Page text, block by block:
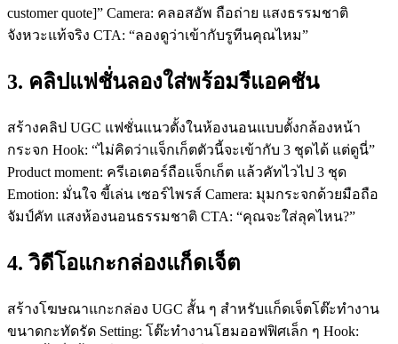
customer quote]” Camera: คลอสอัพ ถือถ่าย แสงธรรมชาติ
จังหวะแท้จริง CTA: “ลองดูว่าเข้ากับรูทีนคุณไหม”
3. คลิปแฟชั่นลองใส่พร้อมรีแอคชัน
สร้างคลิป UGC แฟชั่นแนวตั้งในห้องนอนแบบตั้งกล้องหน้า
กระจก Hook: “ไม่คิดว่าแจ็กเก็ตตัวนี้จะเข้ากับ 3 ชุดได้ แต่ดูนี่”
Product moment: ครีเอเตอร์ถือแจ็กเก็ต แล้วคัทไวไป 3 ชุด
Emotion: มั่นใจ ขี้เล่น เซอร์ไพรส์ Camera: มุมกระจกด้วยมือถือ
จัมป์คัท แสงห้องนอนธรรมชาติ CTA: “คุณจะใส่ลุคไหน?”
4. วิดีโอแกะกล่องแก็ดเจ็ต
สร้างโฆษณาแกะกล่อง UGC สั้น ๆ สำหรับแก็ดเจ็ตโต๊ะทำงาน
ขนาดกะทัดรัด Setting: โต๊ะทำงานโฮมออฟฟิศเล็ก ๆ Hook: